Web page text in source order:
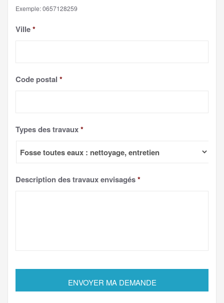
Exemple: 0657128259
Ville*
Code postal *
Types des travaux*
Description des travaux envisagés*